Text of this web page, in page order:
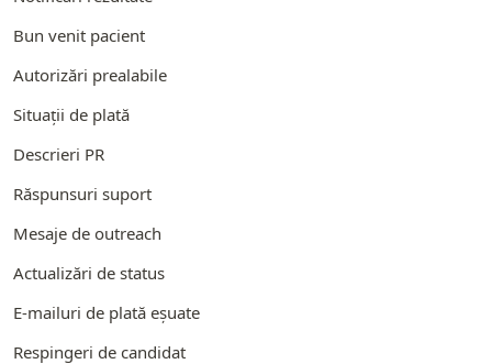
Bun venit pacient
Autorizări prealabile
Situații de plată
Descrieri PR
Răspunsuri suport
Mesaje de outreach
Actualizări de status
E-mailuri de plată eșuate
Respingeri de candidat